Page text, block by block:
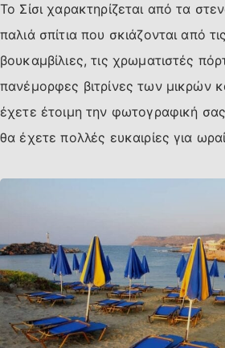
Το Σίσι χαρακτηρίζεται από τα
παλιά σπίτια που σκιάζονται από
βουκαμβίλιες, τις χρωματιστές
πανέμορφες βιτρίνες των μικρών
έχετε έτοιμη την φωτογραφική
θα έχετε πολλές ευκαιρίες για